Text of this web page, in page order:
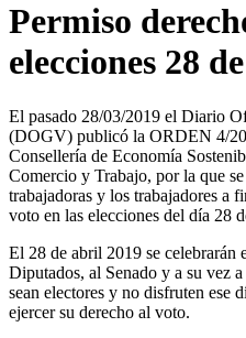
Permiso
elecciones 28
El pasado 28/03/2019 el Diario
(DOGV) publicó la ORDEN 4/
Consellería de Economía
Comercio y Trabajo, por la que
trabajadoras y los trabajadores a
voto en las elecciones del día 28
El 28 de abril 2019 se celebrarán
Diputados, al Senado y a su vez
sean electores y no disfruten ese
ejercer su derecho al voto.